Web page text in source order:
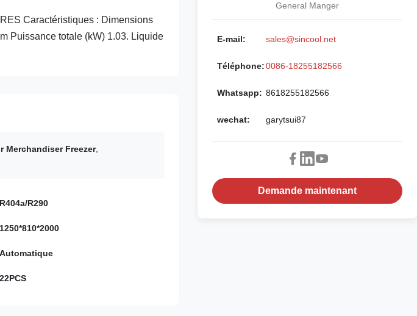
Caractéristiques : Dimensions
Puissance totale (kW) 1.03. Liquide
Merchandiser Freezer,
R404a/R290
1250*810*2000
Automatique
22PCS
General Manger
E-mail: sales@sincool.net
Téléphone:0086-18255182566
Whatsapp: 8618255182566
wechat: garytsui87
Demande maintenant